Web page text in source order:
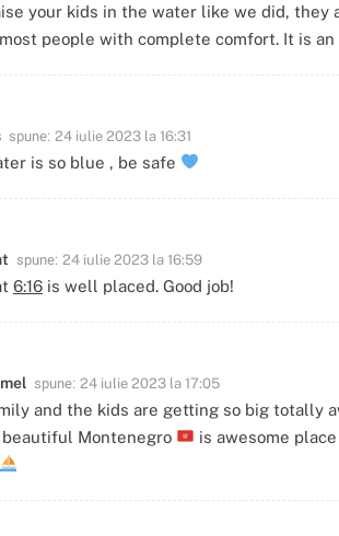
your kids in the water like we did, they
people with complete comfort. It is an
spune: 24 iulie 2023 la 16:31
is so blue , be safe
spune: 24 iulie 2023 la 16:59
6:16 is well placed. Good job!
spune: 24 iulie 2023 la 17:05
and the kids are getting so big totally
Montenegro
is awesome